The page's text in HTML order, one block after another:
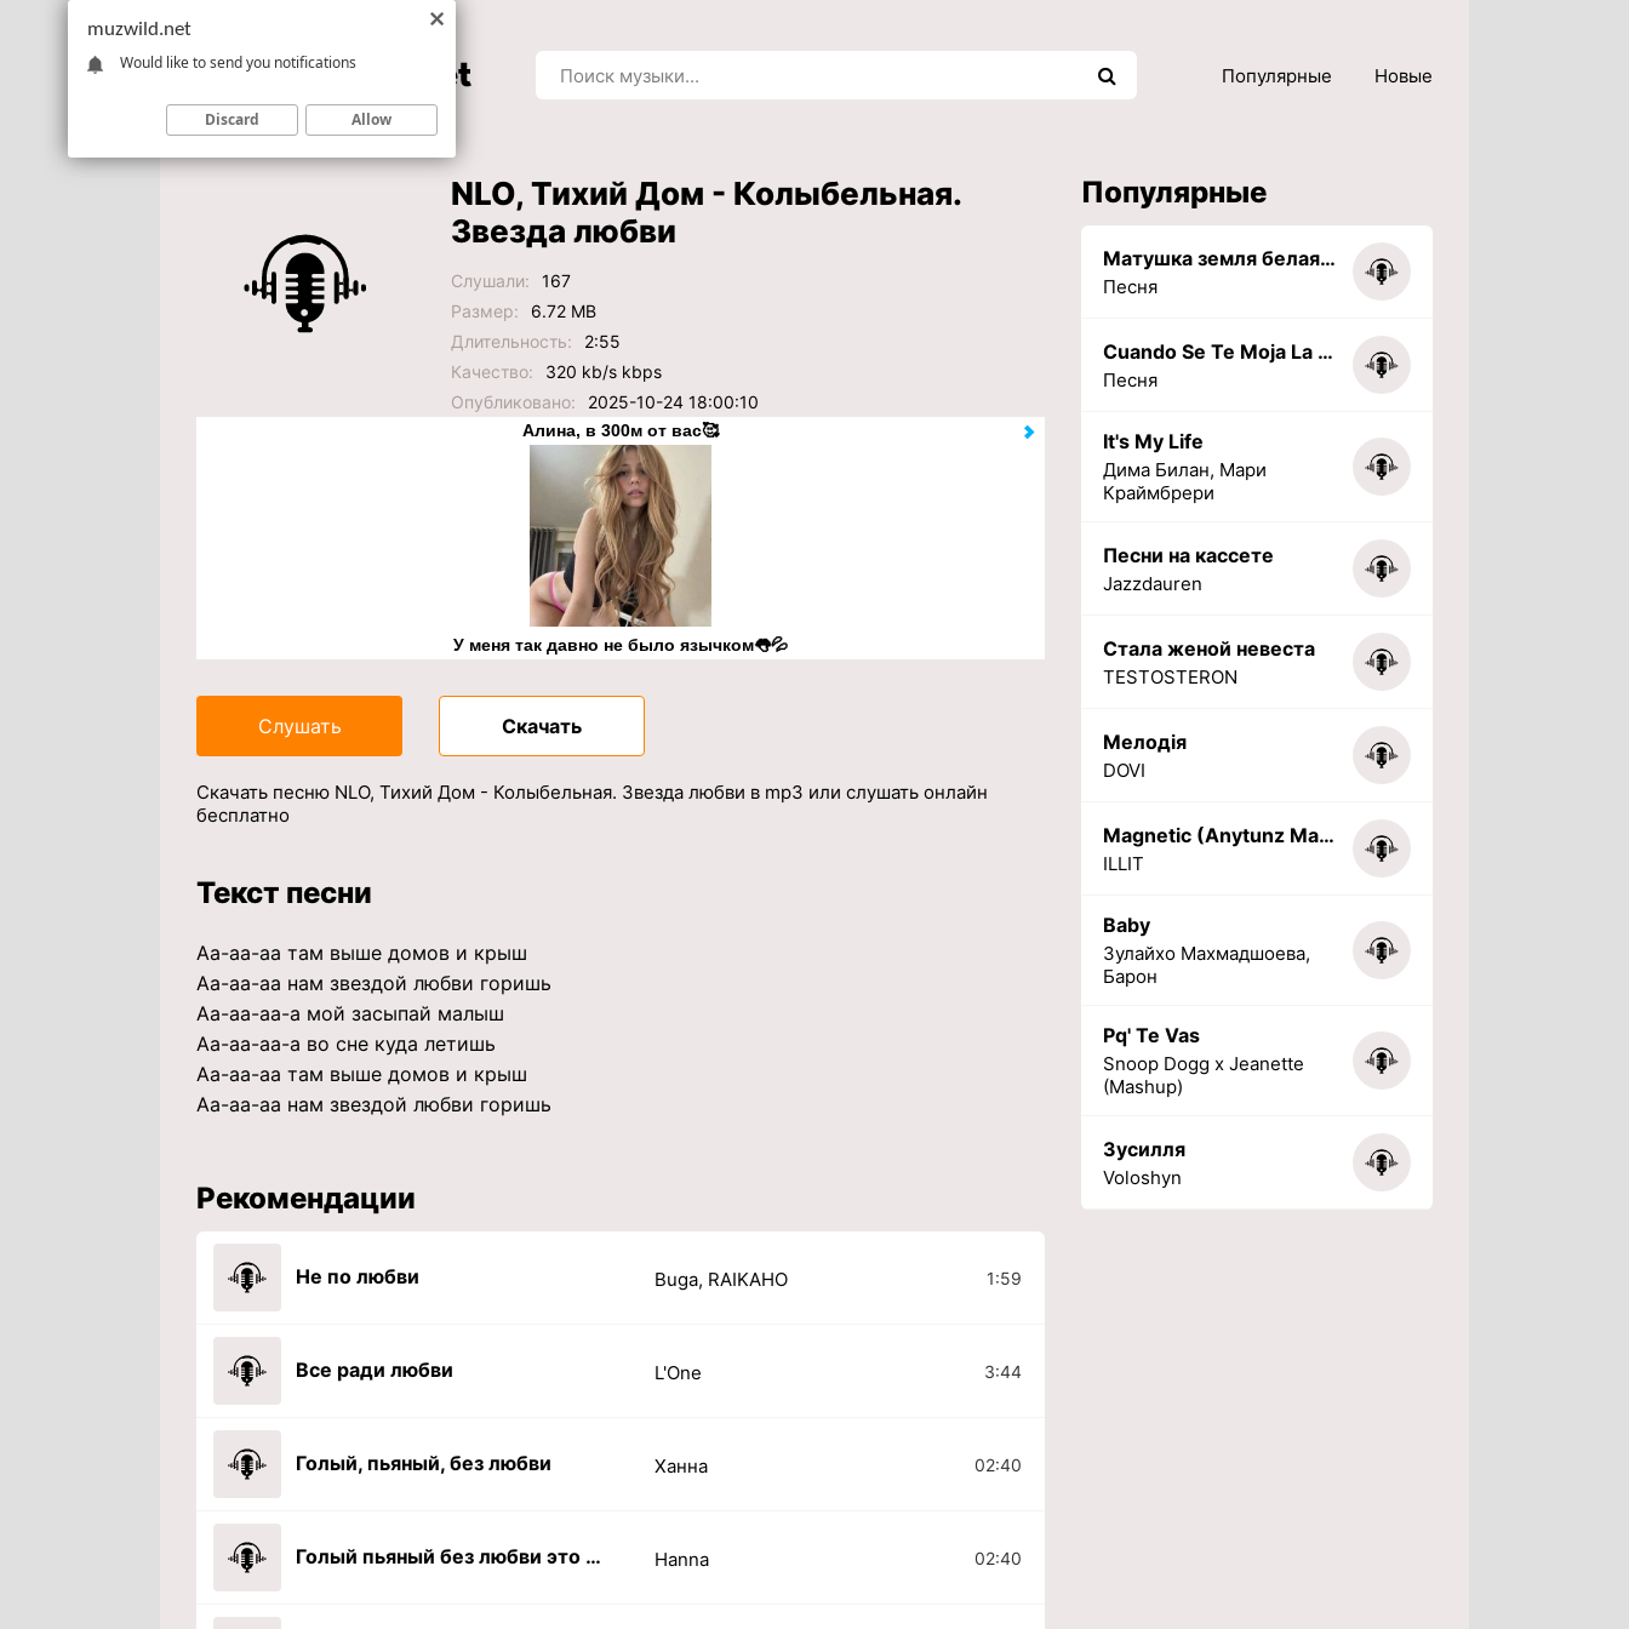
Популярные Новые
NLO, Тихий Дом - Колыбельная.
Звезда любви
Слушали:
167
Размер:
6.72 MB
Длительность:
2:55
Качество:
320 kb/s kbps
Опубликовано:
2025-10-24 18:00:10
Алина, в 300м от вас🥰
У меня так давно не было язычком👅💦
Слушать Скачать
Скачать песню NLO, Тихий Дом - Колыбельная. Звезда любви в mp3 или слушать онлайн
бесплатно
Текст песни
Аа-аа-аа там выше домов и крыш
Аа-аа-аа нам звездой любви горишь
Аа-аа-аа-а мой засыпай малыш
Аа-аа-аа-а во сне куда летишь
Аа-аа-аа там выше домов и крыш
Аа-аа-аа нам звездой любви горишь
Рекомендации
Не по любви Buga, RAIKAHO 1:59
Все ради любви L'One 3:44
Голый, пьяный, без любви Ханна 02:40
Голый пьяный без любви это не моя вина Hanna 02:40
Популярные
Матушка земля белая березонька
Песня
Cuando Se Te Moja La Tarea (PHONK) (Slowed + Reverbed)
Песня
It's My Life
Дима Билан, Мари
Краймбрери
Песни на кассете
Jazzdauren
Стала женой невеста
TESTOSTERON
Мелодія
DOVI
Magnetic (Anytunz Marimba Ringtone)
ILLIT
Baby
Зулайхо Махмадшоева,
Барон
Pq' Te Vas
Snoop Dogg x Jeanette
(Mashup)
Зусилля
Voloshyn
muzwild.net
Would like to send you notifications
Discard Allow